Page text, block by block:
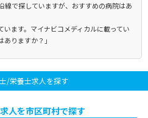
線で探していますが、おすすめの病院はあ
います。マイナビコメディカルに載ってい
りますか？」
/栄養士求人を探す
人を市区町村で探す